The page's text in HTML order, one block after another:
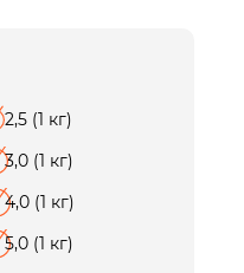
2,5 (1 кг)
3,0 (1 кг)
4,0 (1 кг)
5,0 (1 кг)